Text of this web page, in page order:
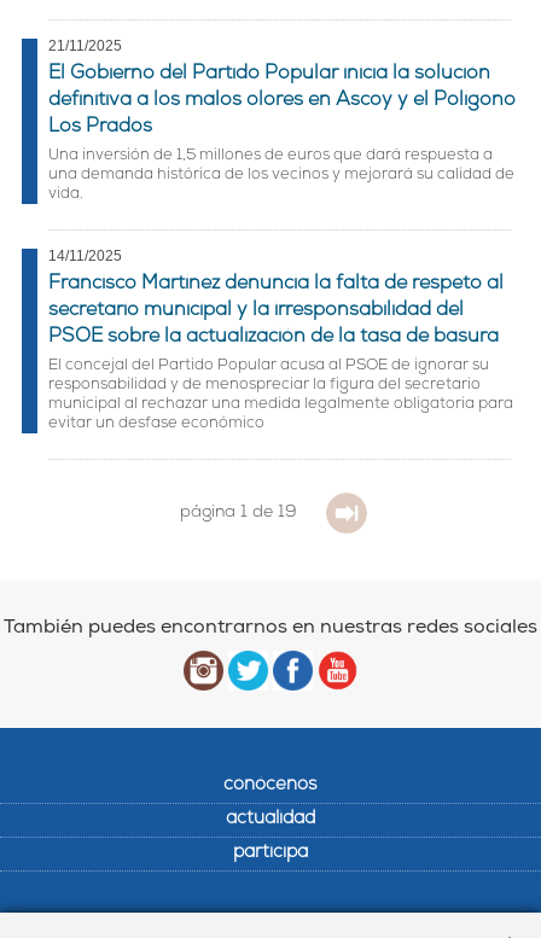
21/11/2025
El Gobierno del Partido Popular inicia la solución
definitiva a los malos olores en Ascoy y el Polígono
Los Prados
Una inversión de 1,5 millones de euros que dará respuesta a
una demanda histórica de los vecinos y mejorará su calidad de
vida.
14/11/2025
Francisco Martínez denuncia la falta de respeto al
secretario municipal y la irresponsabilidad del
PSOE sobre la actualización de la tasa de basura
El concejal del Partido Popular acusa al PSOE de ignorar su
responsabilidad y de menospreciar la figura del secretario
municipal al rechazar una medida legalmente obligatoria para
evitar un desfase económico
página 1 de 19
También puedes encontrarnos en nuestras redes sociales
conócenos
actualidad
participa